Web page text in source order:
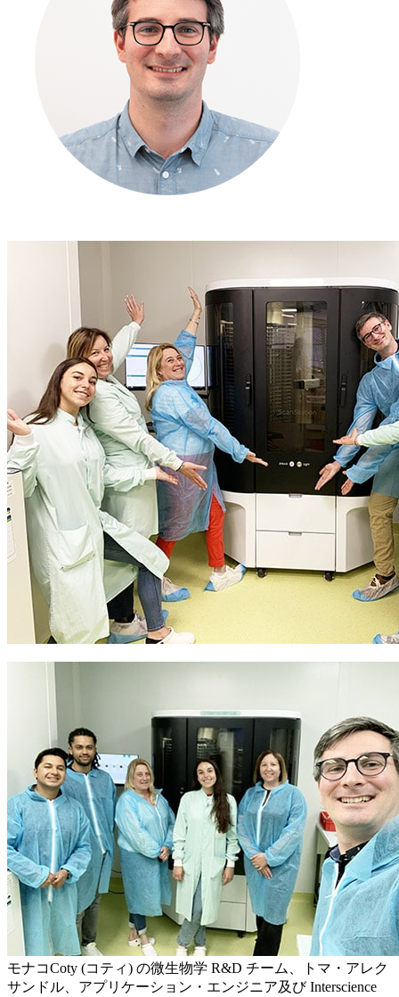
モナコCoty (コティ) の微生物学 R&D チーム、トマ・アレク
サンドル、アプリケーション・エンジニア及び Interscience